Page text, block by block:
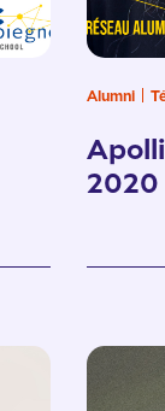
Alumni
2020